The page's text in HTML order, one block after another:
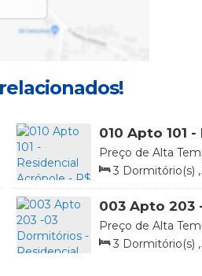
010 Apto 101
1.700,00 diária
Preço de Alta
322, Praia de 4
3 Dormitório(s) ,
003 Apto 203
Algas
Preço de Alta
Arvoredo, 16,
3 Dormitório(s) ,